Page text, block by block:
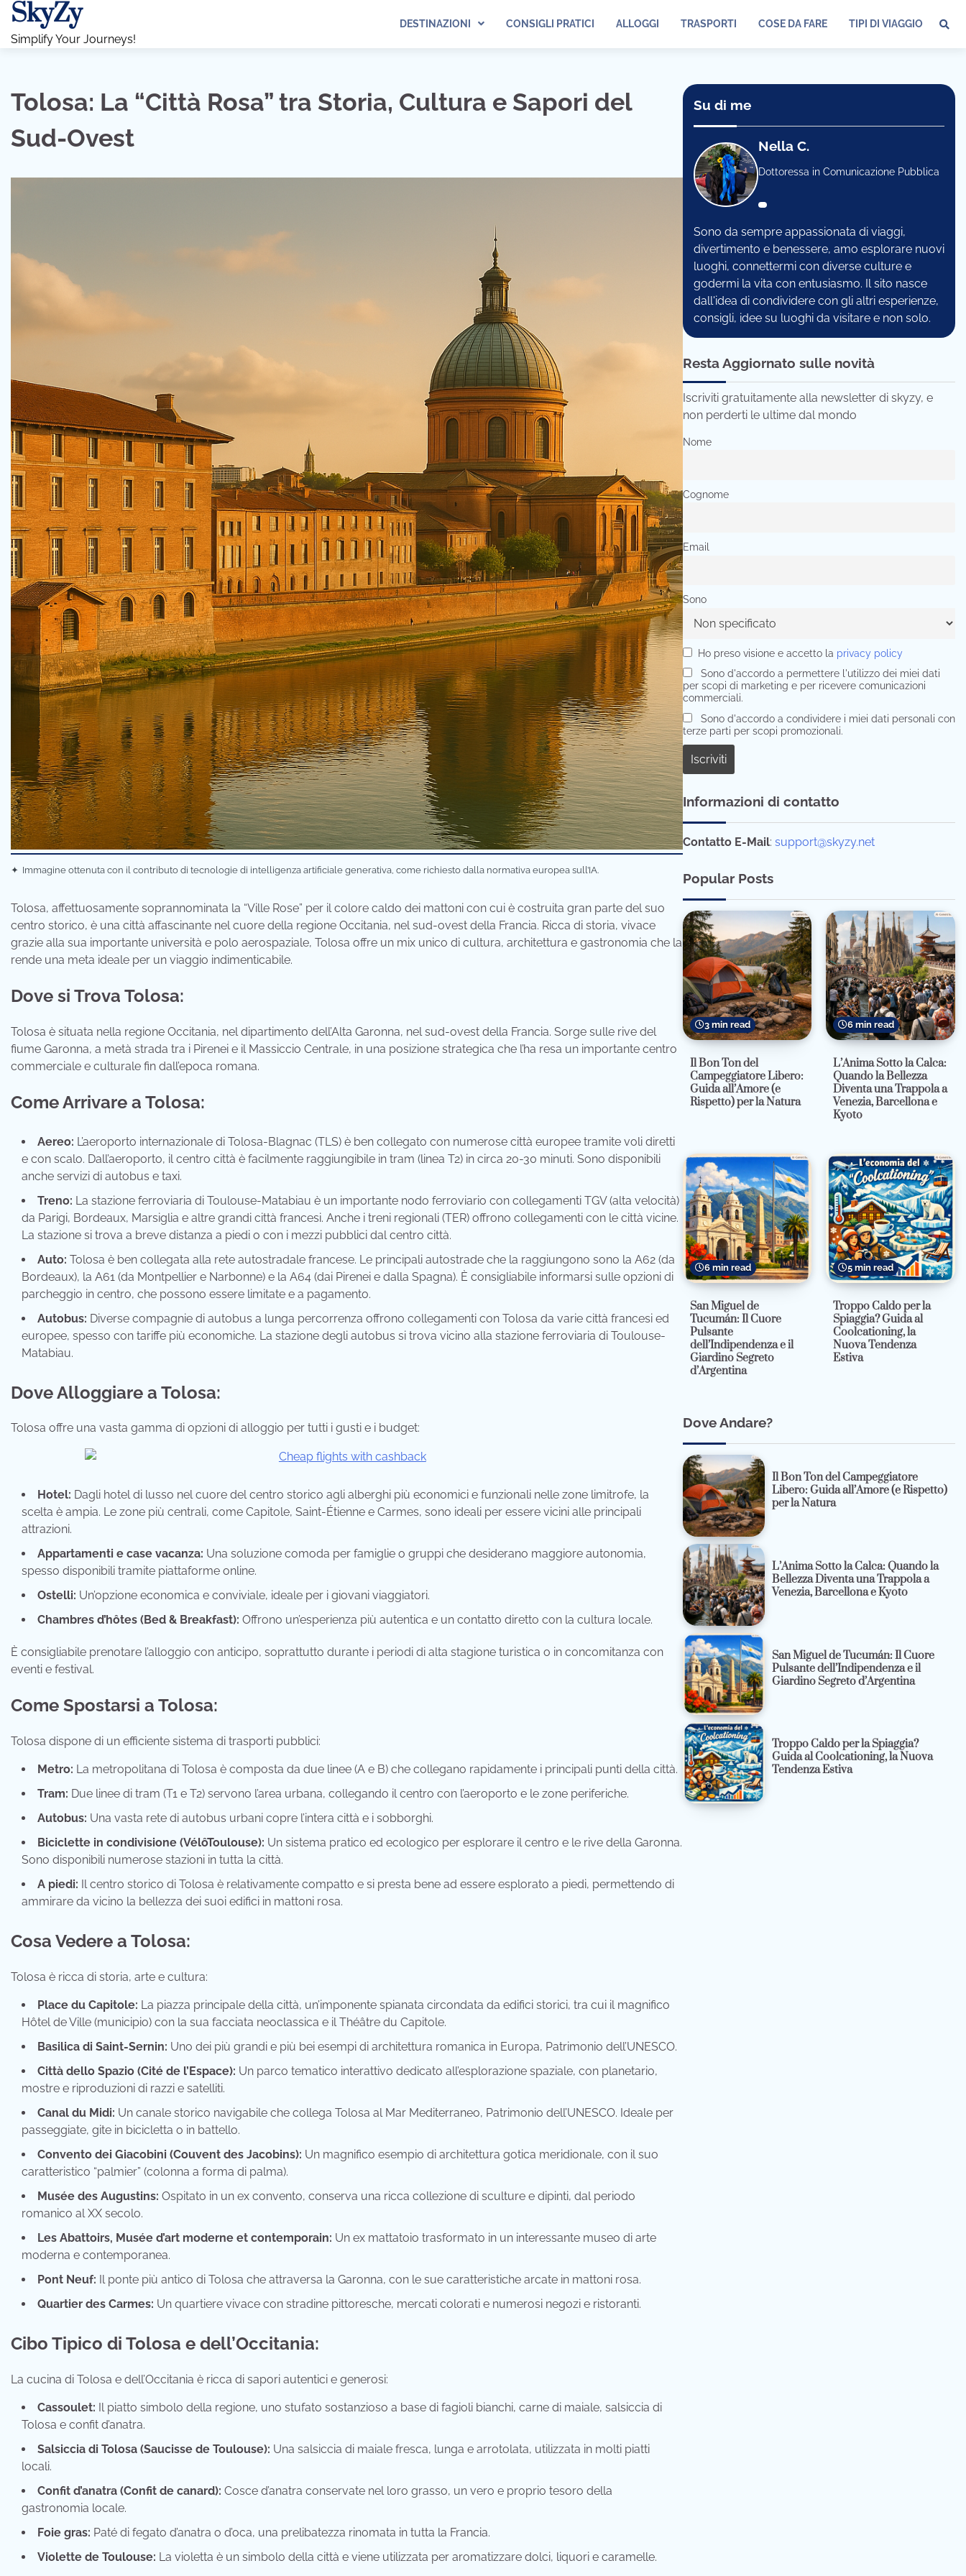
Skip
content
SkyZy
Simplify Your Journeys!
DESTINAZIONI CONSIGLI PRATICI ALLOGGI TRASPORTI COSE DA FARE TIPI DI VIAGGIO
Tolosa: La “Città Rosa” tra Storia, Cultura e Sapori del
Sud-Ovest
✦ Immagine ottenuta con il contributo di tecnologie di intelligenza artificiale generativa, come richiesto dalla normativa europea sull’IA.
Tolosa, affettuosamente soprannominata la “Ville Rose” per il colore caldo dei mattoni con cui è costruita gran parte del suo
centro storico, è una città affascinante nel cuore della regione Occitania, nel sud-ovest della Francia. Ricca di storia, vivace
grazie alla sua importante università e polo aerospaziale, Tolosa offre un mix unico di cultura, architettura e gastronomia che la
rende una meta ideale per un viaggio indimenticabile.
Dove si Trova Tolosa:
Tolosa è situata nella regione Occitania, nel dipartimento dell’Alta Garonna, nel sud-ovest della Francia. Sorge sulle rive del
fiume Garonna, a metà strada tra i Pirenei e il Massiccio Centrale, in una posizione strategica che l’ha resa un importante centro
commerciale e culturale fin dall’epoca romana.
Come Arrivare a Tolosa:
Aereo: L’aeroporto internazionale di Tolosa-Blagnac (TLS) è ben collegato con numerose città europee tramite voli diretti
e con scalo. Dall’aeroporto, il centro città è facilmente raggiungibile in tram (linea T2) in circa 20-30 minuti. Sono disponibili
anche servizi di autobus e taxi.
Treno: La stazione ferroviaria di Toulouse-Matabiau è un importante nodo ferroviario con collegamenti TGV (alta velocità)
da Parigi, Bordeaux, Marsiglia e altre grandi città francesi. Anche i treni regionali (TER) offrono collegamenti con le città vicine.
La stazione si trova a breve distanza a piedi o con i mezzi pubblici dal centro città.
Auto: Tolosa è ben collegata alla rete autostradale francese. Le principali autostrade che la raggiungono sono la A62 (da
Bordeaux), la A61 (da Montpellier e Narbonne) e la A64 (dai Pirenei e dalla Spagna). È consigliabile informarsi sulle opzioni di
parcheggio in centro, che possono essere limitate e a pagamento.
Autobus: Diverse compagnie di autobus a lunga percorrenza offrono collegamenti con Tolosa da varie città francesi ed
europee, spesso con tariffe più economiche. La stazione degli autobus si trova vicino alla stazione ferroviaria di Toulouse-
Matabiau.
Dove Alloggiare a Tolosa:
Tolosa offre una vasta gamma di opzioni di alloggio per tutti i gusti e i budget:
Hotel: Dagli hotel di lusso nel cuore del centro storico agli alberghi più economici e funzionali nelle zone limitrofe, la
scelta è ampia. Le zone più centrali, come Capitole, Saint-Étienne e Carmes, sono ideali per essere vicini alle principali
attrazioni.
Appartamenti e case vacanza: Una soluzione comoda per famiglie o gruppi che desiderano maggiore autonomia,
spesso disponibili tramite piattaforme online.
Ostelli: Un’opzione economica e conviviale, ideale per i giovani viaggiatori.
Chambres d’hôtes (Bed & Breakfast): Offrono un’esperienza più autentica e un contatto diretto con la cultura locale.
È consigliabile prenotare l’alloggio con anticipo, soprattutto durante i periodi di alta stagione turistica o in concomitanza con
eventi e festival.
Come Spostarsi a Tolosa:
Tolosa dispone di un efficiente sistema di trasporti pubblici:
Metro: La metropolitana di Tolosa è composta da due linee (A e B) che collegano rapidamente i principali punti della città.
Tram: Due linee di tram (T1 e T2) servono l’area urbana, collegando il centro con l’aeroporto e le zone periferiche.
Autobus: Una vasta rete di autobus urbani copre l’intera città e i sobborghi.
Biciclette in condivisione (VélôToulouse): Un sistema pratico ed ecologico per esplorare il centro e le rive della Garonna.
Sono disponibili numerose stazioni in tutta la città.
A piedi: Il centro storico di Tolosa è relativamente compatto e si presta bene ad essere esplorato a piedi, permettendo di
ammirare da vicino la bellezza dei suoi edifici in mattoni rosa.
Cosa Vedere a Tolosa:
Tolosa è ricca di storia, arte e cultura:
Place du Capitole: La piazza principale della città, un’imponente spianata circondata da edifici storici, tra cui il magnifico
Hôtel de Ville (municipio) con la sua facciata neoclassica e il Théâtre du Capitole.
Basilica di Saint-Sernin: Uno dei più grandi e più bei esempi di architettura romanica in Europa, Patrimonio dell’UNESCO.
Città dello Spazio (Cité de l’Espace): Un parco tematico interattivo dedicato all’esplorazione spaziale, con planetario,
mostre e riproduzioni di razzi e satelliti.
Canal du Midi: Un canale storico navigabile che collega Tolosa al Mar Mediterraneo, Patrimonio dell’UNESCO. Ideale per
passeggiate, gite in bicicletta o in battello.
Convento dei Giacobini (Couvent des Jacobins): Un magnifico esempio di architettura gotica meridionale, con il suo
caratteristico “palmier” (colonna a forma di palma).
Musée des Augustins: Ospitato in un ex convento, conserva una ricca collezione di sculture e dipinti, dal periodo
romanico al XX secolo.
Les Abattoirs, Musée d’art moderne et contemporain: Un ex mattatoio trasformato in un interessante museo di arte
moderna e contemporanea.
Pont Neuf: Il ponte più antico di Tolosa che attraversa la Garonna, con le sue caratteristiche arcate in mattoni rosa.
Quartier des Carmes: Un quartiere vivace con stradine pittoresche, mercati colorati e numerosi negozi e ristoranti.
Cibo Tipico di Tolosa e dell’Occitania:
La cucina di Tolosa e dell’Occitania è ricca di sapori autentici e generosi:
Cassoulet: Il piatto simbolo della regione, uno stufato sostanzioso a base di fagioli bianchi, carne di maiale, salsiccia di
Tolosa e confit d’anatra.
Salsiccia di Tolosa (Saucisse de Toulouse): Una salsiccia di maiale fresca, lunga e arrotolata, utilizzata in molti piatti
locali.
Confit d’anatra (Confit de canard): Cosce d’anatra conservate nel loro grasso, un vero e proprio tesoro della
gastronomia locale.
Foie gras: Paté di fegato d’anatra o d’oca, una prelibatezza rinomata in tutta la Francia.
Violette de Toulouse: La violetta è un simbolo della città e viene utilizzata per aromatizzare dolci, liquori e caramelle.
Su di me
Nella C.
Dottoressa in Comunicazione Pubblica
Sono da sempre appassionata di viaggi,
divertimento e benessere, amo esplorare nuovi
luoghi, connettermi con diverse culture e
godermi la vita con entusiasmo. Il sito nasce
dall'idea di condividere con gli altri esperienze,
consigli, idee su luoghi da visitare e non solo.
Resta Aggiornato sulle novità
Iscriviti gratuitamente alla newsletter di skyzy, e
non perderti le ultime dal mondo
Nome
Cognome
Email
Sono
Ho preso visione e accetto la privacy policy
Sono d'accordo a permettere l'utilizzo dei miei dati
per scopi di marketing e per ricevere comunicazioni
commerciali.
Sono d'accordo a condividere i miei dati personali con
terze parti per scopi promozionali.
Informazioni di contatto
Contatto E-Mail: support@skyzy.net
Popular Posts
3 min read
Il Bon Ton del
Campeggiatore Libero:
Guida all’Amore (e
Rispetto) per la Natura
6 min read
L’Anima Sotto la Calca:
Quando la Bellezza
Diventa una Trappola a
Venezia, Barcellona e
Kyoto
6 min read
San Miguel de
Tucumán: Il Cuore
Pulsante
dell’Indipendenza e il
Giardino Segreto
d’Argentina
5 min read
Troppo Caldo per la
Spiaggia? Guida al
Coolcationing, la
Nuova Tendenza
Estiva
Dove Andare?
Il Bon Ton del Campeggiatore
Libero: Guida all’Amore (e Rispetto)
per la Natura
L’Anima Sotto la Calca: Quando la
Bellezza Diventa una Trappola a
Venezia, Barcellona e Kyoto
San Miguel de Tucumán: Il Cuore
Pulsante dell’Indipendenza e il
Giardino Segreto d’Argentina
Troppo Caldo per la Spiaggia?
Guida al Coolcationing, la Nuova
Tendenza Estiva